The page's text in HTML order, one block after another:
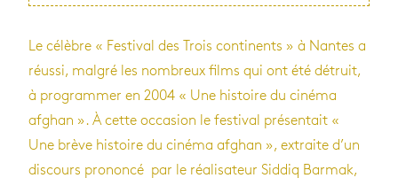
Le célèbre « Festival des Trois continents » à Nantes a
réussi, malgré les nombreux films qui ont été détruit,
à programmer en 2004 « Une histoire du cinéma
afghan ». À cette occasion le festival présentait «
Une brève histoire du cinéma afghan », extraite d’un
discours prononcé par le réalisateur Siddiq Barmak,